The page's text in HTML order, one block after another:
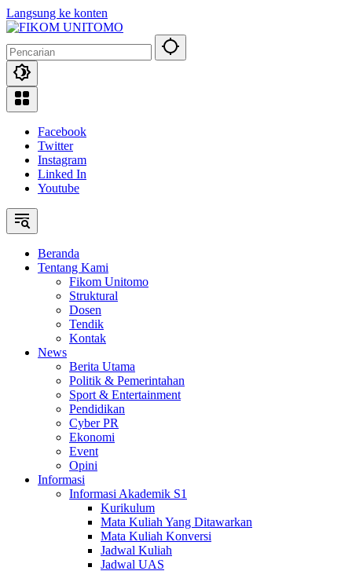
Langsung ke konten
Facebook
Twitter
Instagram
Linked In
Youtube
Beranda
Tentang Kami
Fikom Unitomo
Struktural
Dosen
Tendik
Kontak
News
Berita Utama
Politik & Pemerintahan
Sport & Entertainment
Pendidikan
Cyber PR
Ekonomi
Event
Opini
Informasi
Informasi Akademik S1
Kurikulum
Mata Kuliah Yang Ditawarkan
Mata Kuliah Konversi
Jadwal Kuliah
Jadwal UAS